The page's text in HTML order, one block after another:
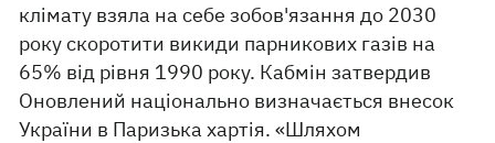
клімату взяла на себе зобов'язання до 2030
року скоротити викиди парникових газів на
65% від рівня 1990 року. Кабмін затвердив
Оновлений національно визначається внесок
України в Паризька хартія. «Шляхом